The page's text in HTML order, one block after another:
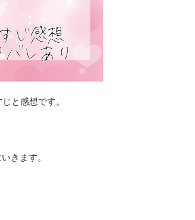
と感想です。
きます。